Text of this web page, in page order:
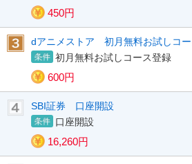
450円
dアニメストア 初月無料お試しコ
初月無料お試しコース登録
600円
SBI証券 口座開設
口座開設
16,260円